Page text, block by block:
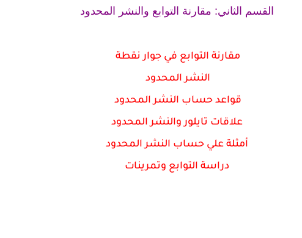
القسم الثاني: مقارنة التوابع والنشر المحدود
مقارنة التوابع في جوار نقطة
النشر المحدود
قواعد حساب النشر المحدود
علاقات تايلور والنشر المحدود
أمثلة علي حساب النشر المحدود
دراسة التوابع وتمرينات